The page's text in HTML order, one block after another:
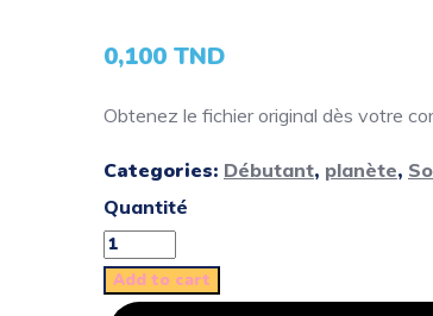
0,100 TND
Obtenez le fichier original dès votre
Categories: Débutant, planète,
Quantité
Add to cart